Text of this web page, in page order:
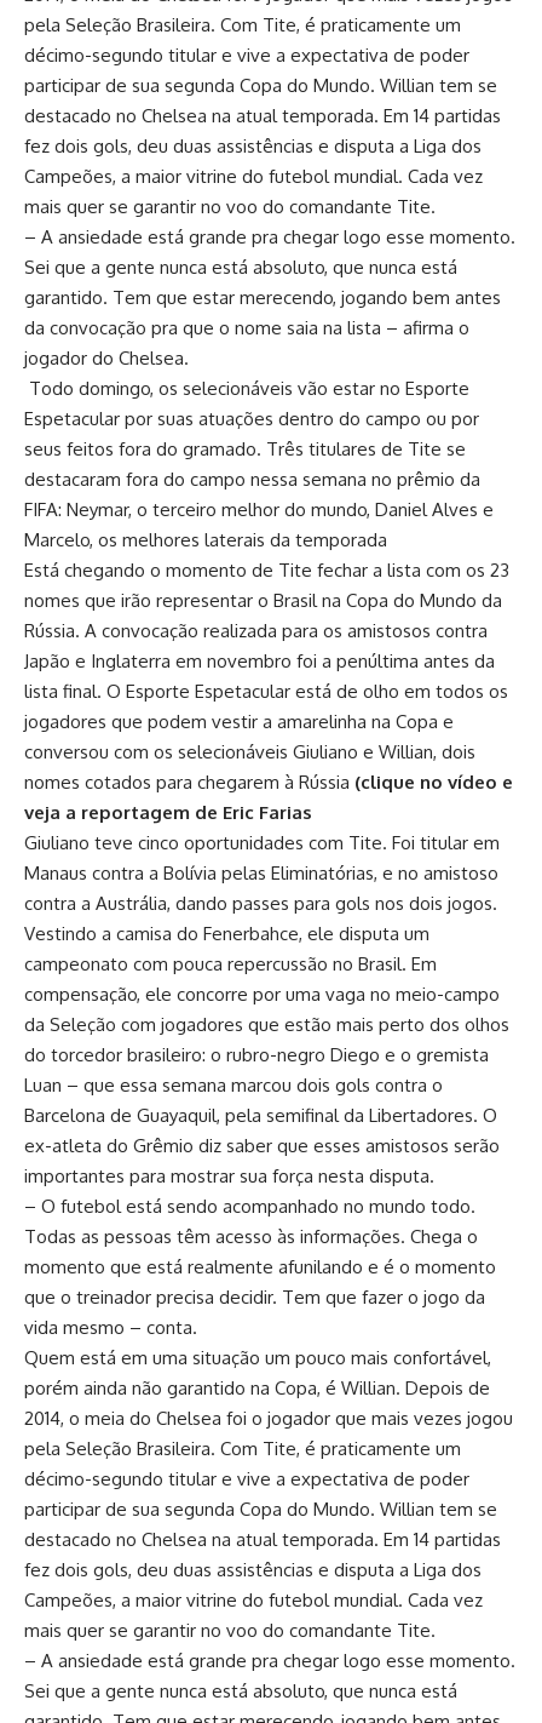
pela Seleção Brasileira. Com Tite, é praticamente um
décimo-segundo titular e vive a expectativa de poder
participar de sua segunda Copa do Mundo. Willian tem se
destacado no Chelsea na atual temporada. Em 14 partidas
fez dois gols, deu duas assistências e disputa a Liga dos
Campeões, a maior vitrine do futebol mundial. Cada vez
mais quer se garantir no voo do comandante Tite.
– A ansiedade está grande pra chegar logo esse momento.
Sei que a gente nunca está absoluto, que nunca está
garantido. Tem que estar merecendo, jogando bem antes
da convocação pra que o nome saia na lista – afirma o
jogador do Chelsea.
Todo domingo, os selecionáveis vão estar no Esporte
Espetacular por suas atuações dentro do campo ou por
seus feitos fora do gramado. Três titulares de Tite se
destacaram fora do campo nessa semana no prêmio da
FIFA: Neymar, o terceiro melhor do mundo, Daniel Alves e
Marcelo, os melhores laterais da temporada
Está chegando o momento de Tite fechar a lista com os 23
nomes que irão representar o Brasil na Copa do Mundo da
Rússia. A convocação realizada para os amistosos contra
Japão e Inglaterra em novembro foi a penúltima antes da
lista final. O Esporte Espetacular está de olho em todos os
jogadores que podem vestir a amarelinha na Copa e
conversou com os selecionáveis Giuliano e Willian, dois
nomes cotados para chegarem à Rússia (clique no vídeo e
veja a reportagem de Eric Farias
Giuliano teve cinco oportunidades com Tite. Foi titular em
Manaus contra a Bolívia pelas Eliminatórias, e no amistoso
contra a Austrália, dando passes para gols nos dois jogos.
Vestindo a camisa do Fenerbahce, ele disputa um
campeonato com pouca repercussão no Brasil. Em
compensação, ele concorre por uma vaga no meio-campo
da Seleção com jogadores que estão mais perto dos olhos
do torcedor brasileiro: o rubro-negro Diego e o gremista
Luan – que essa semana marcou dois gols contra o
Barcelona de Guayaquil, pela semifinal da Libertadores. O
ex-atleta do Grêmio diz saber que esses amistosos serão
importantes para mostrar sua força nesta disputa.
– O futebol está sendo acompanhado no mundo todo.
Todas as pessoas têm acesso às informações. Chega o
momento que está realmente afunilando e é o momento
que o treinador precisa decidir. Tem que fazer o jogo da
vida mesmo – conta.
Quem está em uma situação um pouco mais confortável,
porém ainda não garantido na Copa, é Willian. Depois de
2014, o meia do Chelsea foi o jogador que mais vezes jogou
pela Seleção Brasileira. Com Tite, é praticamente um
décimo-segundo titular e vive a expectativa de poder
participar de sua segunda Copa do Mundo. Willian tem se
destacado no Chelsea na atual temporada. Em 14 partidas
fez dois gols, deu duas assistências e disputa a Liga dos
Campeões, a maior vitrine do futebol mundial. Cada vez
mais quer se garantir no voo do comandante Tite.
– A ansiedade está grande pra chegar logo esse momento.
Sei que a gente nunca está absoluto, que nunca está